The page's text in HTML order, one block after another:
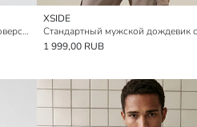
Женский укороченный дождевик оверсайз с капюшоном
XSIDE
1 999,00 RUB